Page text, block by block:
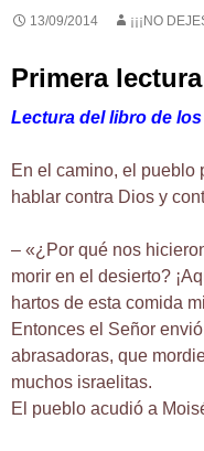
13/09/2014 ¡¡¡NO
Primera lectura
Lectura del libro de
En el camino, el pueblo
hablar contra Dios y
– «¿Por qué nos
morir en el desierto?
hartos de esta comida
Entonces el Señor
abrasadoras, que
muchos israelitas.
El pueblo acudió a